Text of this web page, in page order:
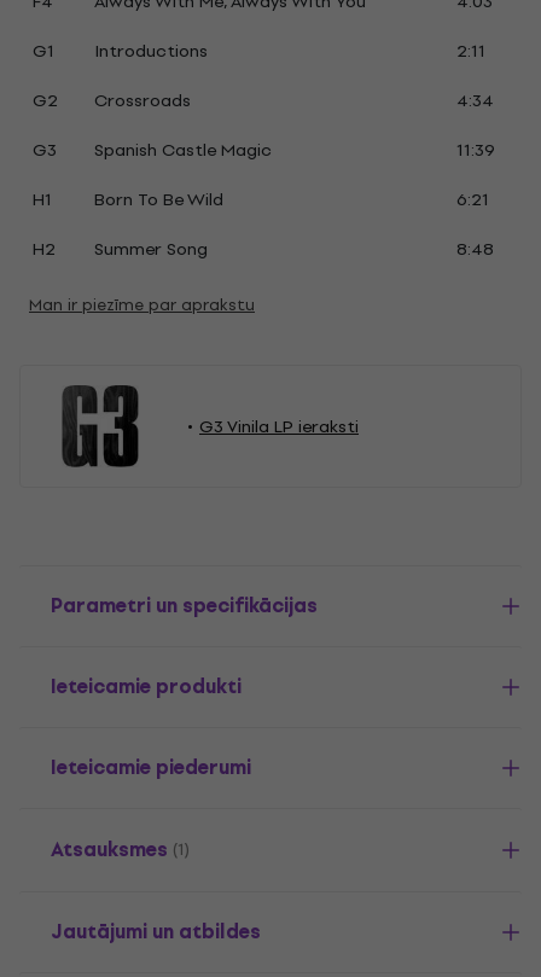
G1
Introductions
2:11
G2
Crossroads
4:34
G3
Spanish Castle Magic
11:39
H1
Born To Be Wild
6:21
H2
Summer Song 8:48
Man ir piezīme par aprakstu
G3 Vinila LP ieraksti
Parametri un specifikācijas
Ieteicamie produkti
Ieteicamie piederumi
Atsauksmes (1)
Jautājumi un atbildes